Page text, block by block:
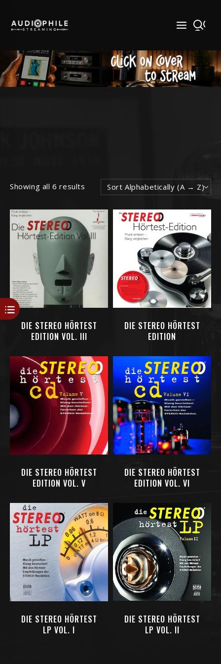
content
Showing all 6 results
DIE STEREO HÖRTEST
EDITION VOL. III
DIE STEREO HÖRTEST
EDITION
DIE STEREO HÖRTEST
EDITION VOL. V
DIE STEREO HÖRTEST
EDITION VOL. VI
DIE STEREO HÖRTEST
LP VOL. I
DIE STEREO HÖRTEST
LP VOL. II